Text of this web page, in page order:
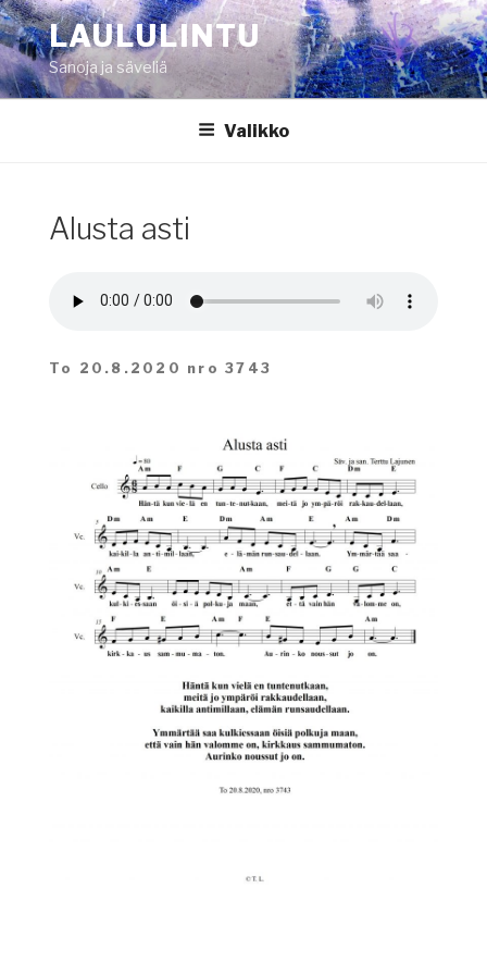
Siirry
sisältöönLAULULINTU
Sanoja ja säveliä
Valikko
Alusta asti
To 20.8.2020 nro 3743